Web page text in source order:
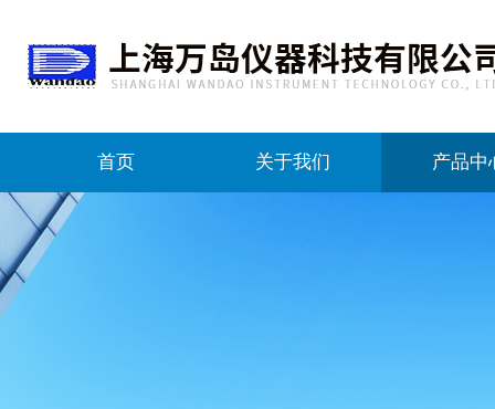
首页 关于我们 产品中